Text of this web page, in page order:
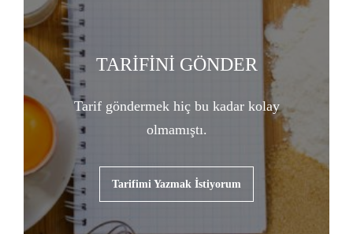
TARİFİNİ GÖNDER
Tarif göndermek hiç bu kadar kolay
olmamıştı.
Tarifimi Yazmak İstiyorum